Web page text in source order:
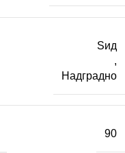
Ѕид
,
Надградно
90